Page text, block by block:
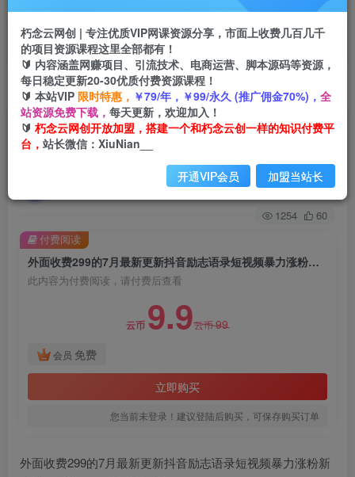
四导航 导航
APP下载
GO
首页 创业课程 会员免费 正文
外面收费299的7月最新更新抖音励志语录短视频
暴力涨粉新玩法，日涨10000粉【揭秘】
关注 私信
1254 60
外面收费299的7月最新更新抖音励志语录短视频暴力涨粉新玩法，日涨10000粉【揭秘】
此内容为付费阅读，请付费后查看
云币 9.9云币99
会员 免费
立即购买
您当前未登录！建议登陆后购买，可保存购买订单
付费阅读
外面收费299的7月最新更新抖音励志语录短视频暴力涨粉新
朽念云网创 | 专注优质VIP网课资源分享，市面上收费几百几千
的项目资源课程这里全部都有！
🔰 内容涵盖网赚项目、引流技术、电商运营、脚本源码等资源，
每日稳定更新20-30优质付费资源课程！
🔰 本站VIP 限时特惠， ￥79/年，￥99/永久 (推广佣金70%)， 全
站资源免费下载， 每天更新，欢迎加入！
🔰 朽念云网创开放加盟，搭建一个和朽念云创一样的知识付费平
台， 站长微信：XiuNian__
开通VIP会员 加盟当站长